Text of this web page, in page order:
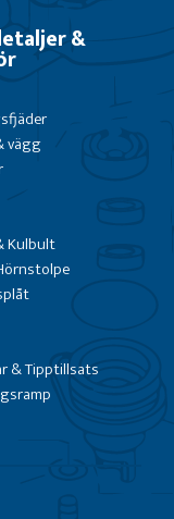
&
vägg
Kulbult
& Tipptillsats